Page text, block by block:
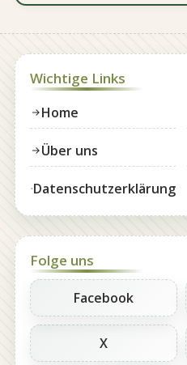
Wichtige Links
Home
Über uns
Datenschutzerklärung
Folge uns
Facebook
X